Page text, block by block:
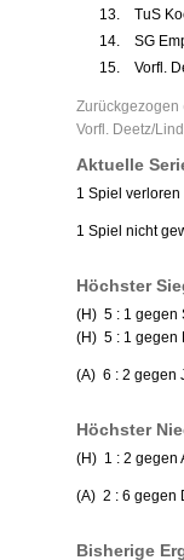
13.
TuS
14.
SG
15.
Vorfl.
Vorfl. Deetz/
Aktuelle
1 Spiel verloren
1 Spiel nicht
Höchster
(H) 5 : 1 gegen
(H) 5 : 1 gegen
(A) 6 : 2 gegen
Höchster
(H) 1 : 2 gegen
(A) 2 : 6 gegen
Bisherige